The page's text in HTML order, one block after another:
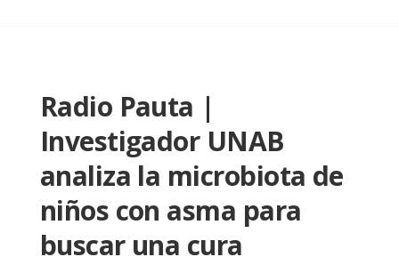
Radio Pauta |
Investigador UNAB
analiza la microbiota de
niños con asma para
buscar una cura